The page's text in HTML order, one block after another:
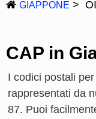
GIAPPONE
CAP in
I codici postali
rappresentati da
87. Puoi